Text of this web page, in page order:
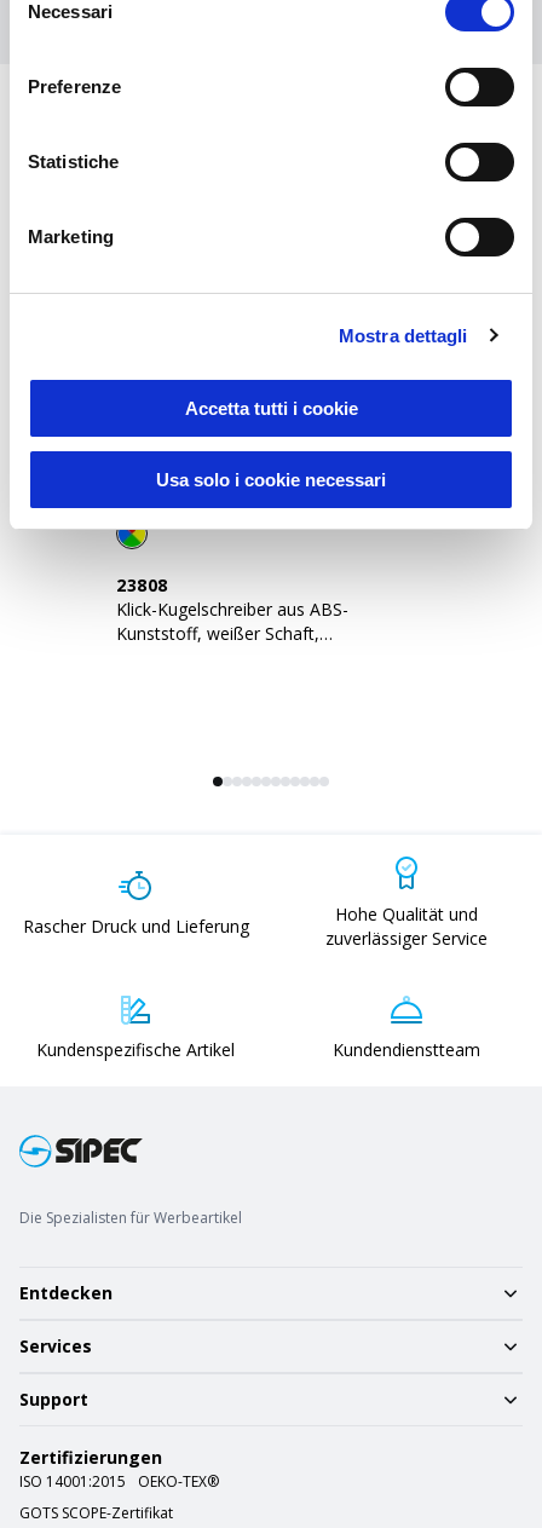
delNecessari
Preferenze
Statistiche
Marketing
Mostra dettagli
Accetta tutti i cookie
Usa solo i cookie necessari
23808
Klick-Kugelschreiber aus ABS-
Kunststoff, weißer Schaft,
Rascher Druck und Lieferung
Hohe Qualität und
zuverlässiger Service
Kundenspezifische Artikel Kundendienstteam
Die Spezialisten für Werbeartikel
Entdecken
Services
Support
Zertifizierungen
ISO 14001:2015
OEKO-TEX®
GOTS SCOPE-Zertifikat